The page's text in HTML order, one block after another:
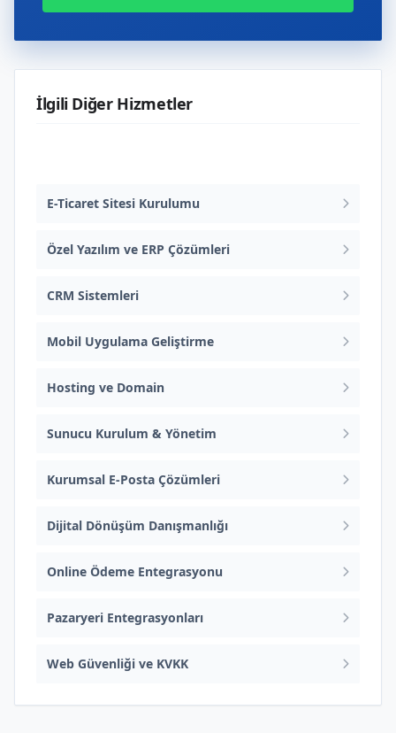
İlgili Diğer Hizmetler
E-Ticaret Sitesi Kurulumu
Özel Yazılım ve ERP Çözümleri
CRM Sistemleri
Mobil Uygulama Geliştirme
Hosting ve Domain
Sunucu Kurulum & Yönetim
Kurumsal E-Posta Çözümleri
Dijital Dönüşüm Danışmanlığı
Online Ödeme Entegrasyonu
Pazaryeri Entegrasyonları
Web Güvenliği ve KVKK